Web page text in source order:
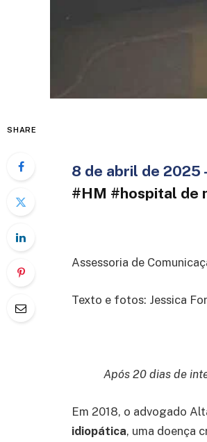
SHARE
8 de abril de 2025
#HM #hospital de
Assessoria de
Texto e fotos: Jessica
Após 20 dias de
Em 2018, o advogado
idiopática, uma doença